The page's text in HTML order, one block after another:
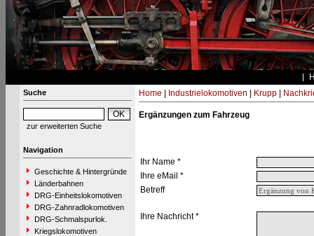
Suche
zur erweiterten Suche
Navigation
Geschichte & Hintergründe
Länderbahnen
DRG-Einheitslokomotiven
DRG-Zahnradlokomotiven
DRG-Schmalspurlok.
Kriegslokomotiven
Home Industrielokomotiven Krupp|
Ergänzungen zum Fahrzeug
Ihr Name *
Ihre eMail *
Betreff
Ihre Nachricht *